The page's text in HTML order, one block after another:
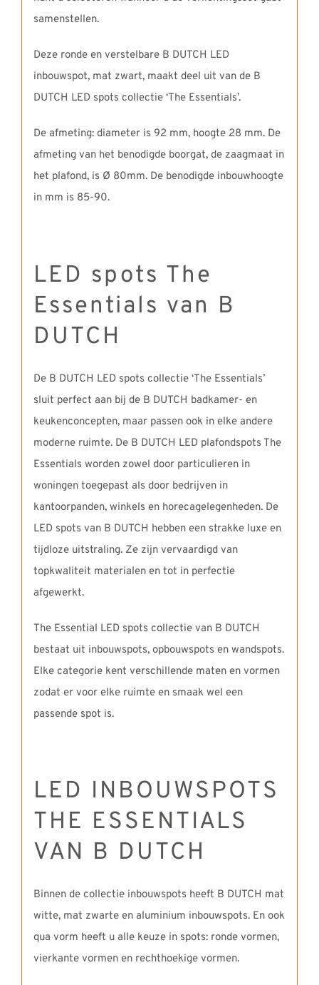
samenstellen.
Deze ronde en verstelbare B DUTCH LED
inbouwspot, mat zwart, maakt deel uit van de B
DUTCH LED spots collectie ‘The Essentials’.
De afmeting: diameter is 92 mm, hoogte 28 mm. De
afmeting van het benodigde boorgat, de zaagmaat in
het plafond, is Ø 80mm. De benodigde inbouwhoogte
in mm is 85-90.
LED spots The
Essentials van B
DUTCH
De B DUTCH LED spots collectie ‘The Essentials’
sluit perfect aan bij de B DUTCH badkamer- en
keukenconcepten, maar passen ook in elke andere
moderne ruimte. De B DUTCH LED plafondspots The
Essentials worden zowel door particulieren in
woningen toegepast als door bedrijven in
kantoorpanden, winkels en horecagelegenheden. De
LED spots van B DUTCH hebben een strakke luxe en
tijdloze uitstraling. Ze zijn vervaardigd van
topkwaliteit materialen en tot in perfectie
afgewerkt.
The Essential LED spots collectie van B DUTCH
bestaat uit inbouwspots, opbouwspots en wandspots.
Elke categorie kent verschillende maten en vormen
zodat er voor elke ruimte en smaak wel een
passende spot is.
LED INBOUWSPOTS
THE ESSENTIALS
VAN B DUTCH
Binnen de collectie inbouwspots heeft B DUTCH mat
witte, mat zwarte en aluminium inbouwspots. En ook
qua vorm heeft u alle keuze in spots: ronde vormen,
vierkante vormen en rechthoekige vormen.